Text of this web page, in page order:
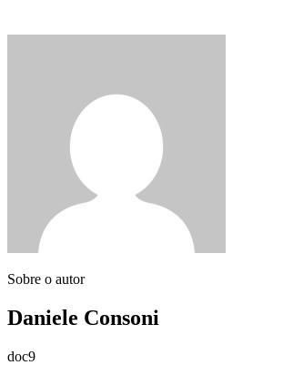
Sobre o autor
Daniele Consoni
doc9